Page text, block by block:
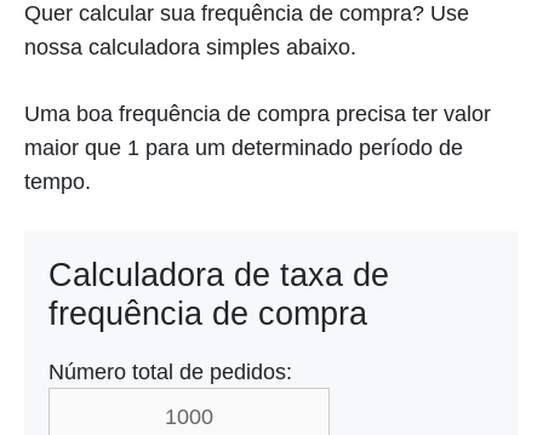
Quer calcular sua frequência de compra? Use
nossa calculadora simples abaixo.
Uma boa frequência de compra precisa ter valor
maior que 1 para um determinado período de
tempo.
Calculadora de taxa de
frequência de compra
Número total de pedidos: